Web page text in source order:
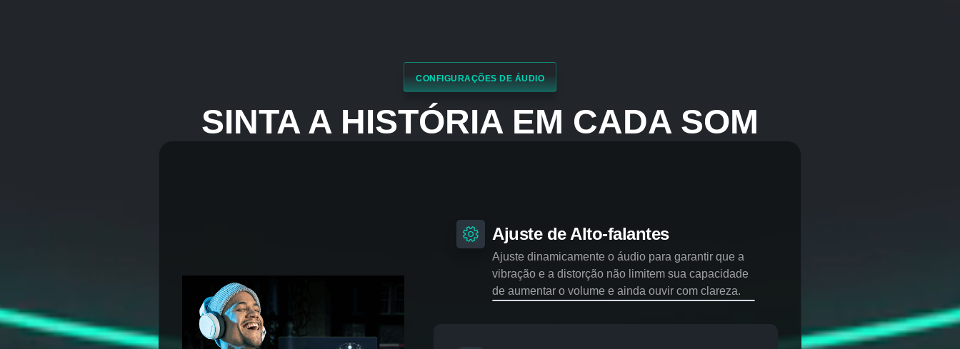
CONFIGURAÇÕES DE ÁUDIO
SINTA A HISTÓRIA EM CADA SOM
Ajuste de Alto-falantes
Ajuste dinamicamente o áudio para garantir que a
vibração e a distorção não limitem sua capacidade de
aumentar o volume e ainda ouvir com clareza.